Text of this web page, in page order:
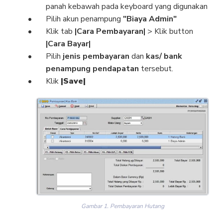
panah kebawah pada keyboard yang digunakan
Pilih akun penampung "Biaya Admin"
Klik tab |Cara Pembayaran| > Klik button
|Cara Bayar|
Pilih jenis pembayaran dan kas/ bank
penampung pendapatan tersebut.
Klik |Save|
Gambar 1. Pembayaran Hutang